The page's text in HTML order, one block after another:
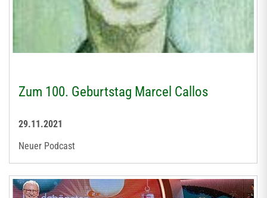
Zum 100. Geburtstag Marcel Callos
29.11.2021
Neuer Podcast